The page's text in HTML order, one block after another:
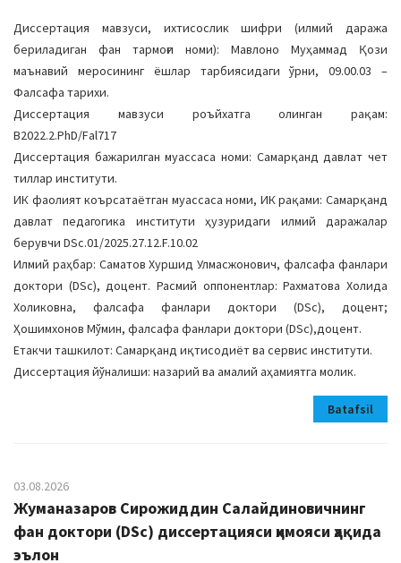
Диссертация мавзуси, ихтисослик шифри (илмий даража
бериладиган фан тармоғи номи): Мавлоно Муҳаммад Қози
маънавий меросининг ёшлар тарбиясидаги ўрни, 09.00.03 –
Фалсафа тарихи.
Диссертация мавзуси роъйхатга олинган рақам:
B2022.2.PhD/Fal717
Диссертация бажарилган муассаса номи: Самарқанд давлат чет
тиллар институти.
ИК фаолият коърсатаётган муассаса номи, ИК рақами: Самарқанд
давлат педагогика институти ҳузуридаги илмий даражалар
берувчи DSc.01/2025.27.12.F.10.02
Илмий раҳбар: Саматов Хуршид Улмасжонович, фалсафа фанлари
доктори (DSc), доцент. Расмий оппонентлар: Рахматова Холида
Холиковна, фалсафа фанлари доктори (DSc), доцент;
Ҳошимхонов Мўмин, фалсафа фанлари доктори (DSc),доцент.
Етакчи ташкилот: Самарқанд иқтисодиёт ва сервис институти.
Диссертация йўналиши: назарий ва амалий аҳамиятга молик.
Batafsil
03.08.2026
Жуманазаров Сирожиддин Салайдиновичнинг
фан доктори (DSc) диссертацияси ҳимояси ҳақида
эълон